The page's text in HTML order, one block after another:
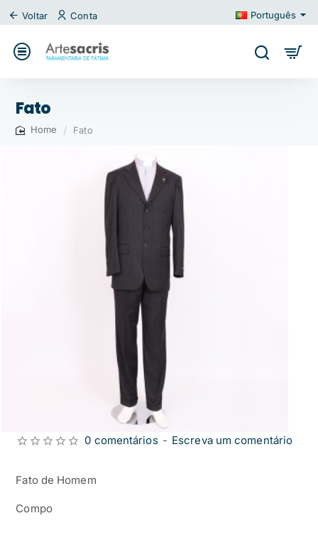
Voltar Conta Português
Fato
Fato
Fato de Homem
Compo
0 comentários - Escreva um comentário